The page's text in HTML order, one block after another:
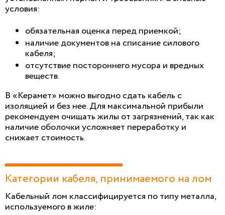
условия:
обязательная оценка перед приемкой;
наличие документов на списание силового
кабеля;
отсутствие постороннего мусора и вредных
веществ.
В «Керамет» можно выгодно сдать кабель с
изоляцией и без нее. Для максимальной прибыли
рекомендуем очищать жилы от загрязнений, так как
наличие оболочки усложняет переработку и
снижает стоимость.
Категории кабеля, принимаемого на лом
Кабельный лом классифицируется по типу металла,
используемого в жиле: